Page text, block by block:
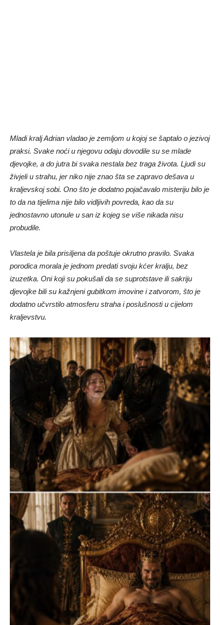
Mladi kralj Adrian vladao je zemljom u kojoj se šaptalo o jezivoj
praksi. Svake noći u njegovu odaju dovodile su se mlade
djevojke, a do jutra bi svaka nestala bez traga života. Ljudi su
živjeli u strahu, jer niko nije znao šta se zapravo dešava u
kraljevskoj sobi. Ono što je dodatno pojačavalo misteriju bilo je
to da na tijelima nije bilo vidljivih povreda, kao da su
jednostavno utonule u san iz kojeg se više nikada nisu
probudile.
Vlastela je bila prisiljena da poštuje okrutno pravilo. Svaka
porodica morala je jednom predati svoju kćer kralju, bez
izuzetka. Oni koji su pokušali da se suprotstave ili sakriju
djevojke bili su kažnjeni gubitkom imovine i zatvorom, što je
dodatno učvrstilo atmosferu straha i poslušnosti u cijelom
kraljevstvu.